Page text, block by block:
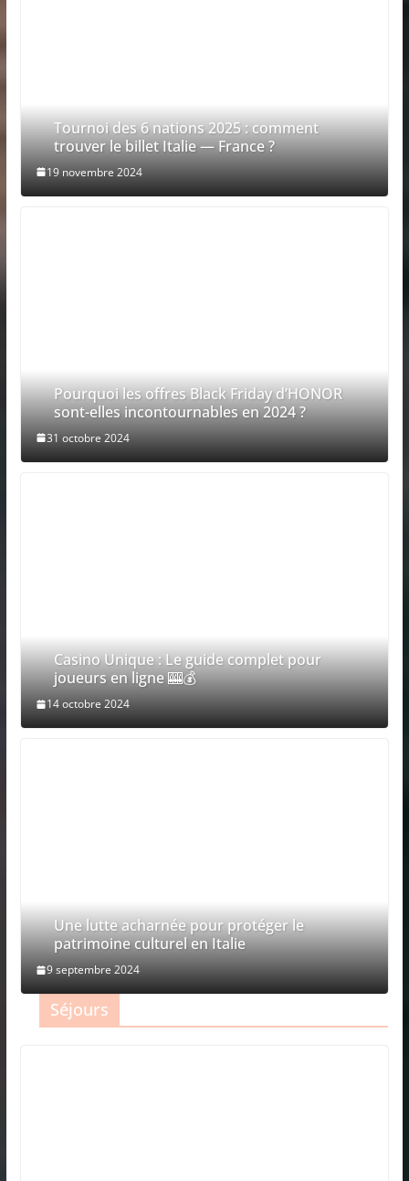
Tournoi des 6 nations 2025 : comment
trouver le billet Italie — France ?
19 novembre 2024
Pourquoi les offres Black Friday d’HONOR
sont-elles incontournables en 2024 ?
31 octobre 2024
Casino Unique : Le guide complet pour
joueurs en ligne 🎰💰
14 octobre 2024
Une lutte acharnée pour protéger le
patrimoine culturel en Italie
9 septembre 2024
Séjours